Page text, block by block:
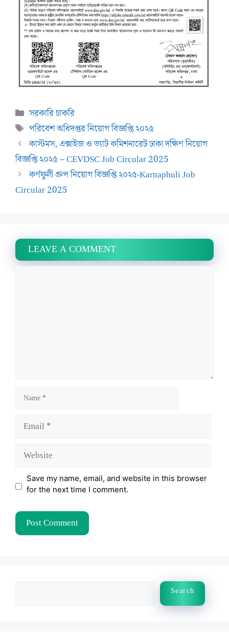
Categories
সরকারি চাকরি
Tags
পরিবেশ অধিদপ্তর নিয়োগ বিজ্ঞপ্তি ২০২৫
কাস্টমস, এক্সাইজ ও ভ্যাট কমিশনারেট ঢাকা দক্ষিণ নিয়োগ
বিজ্ঞপ্তি ২০২৫ – CEVDSC Job Circular 2025
কর্ণফুলী গ্রুপ নিয়োগ বিজ্ঞপ্তি ২০২৫-Karnaphuli Job
Circular 2025
LEAVE A COMMENT
Name
Email
Website
Save my name, email, and website in this browser
for the next time I comment.
Search